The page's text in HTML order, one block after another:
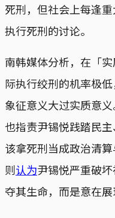
死刑，但社会上每逢
执行死刑的讨论。
南韩媒体分析，在「
际执行绞刑的机率极
象征意义大过实质意
也指责尹锡悦践踏民
该拿死刑当成政治清
则认为尹锡悦严重破
夺其生命，而是意在